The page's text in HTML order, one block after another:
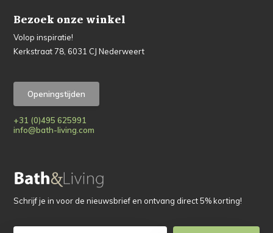
Bezoek onze winkel
Volop inspiratie!
Kerkstraat 78, 6031 CJ Nederweert
Openingstijden
+31 (0)495 625991
info@bath-living.com
Schrijf je in voor de nieuwsbrief en ontvang direct 5% korting!